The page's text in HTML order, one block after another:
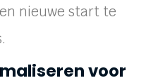
nieuwe start te
voor